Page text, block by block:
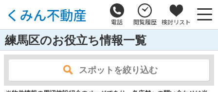
電話 閲覧履歴 検討リスト
練馬区のお役立ち情報一覧
スポットを絞り込む